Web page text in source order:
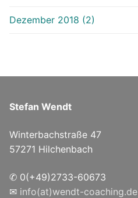
Dezember 2018 (2)
Stefan Wendt
Winterbachstraße 47
57271 Hilchenbach
✆ 0(+49)2733-60673
✉ info(at)wendt-coaching.de